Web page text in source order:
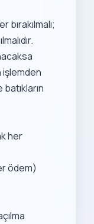
işlemden
her
ödem)